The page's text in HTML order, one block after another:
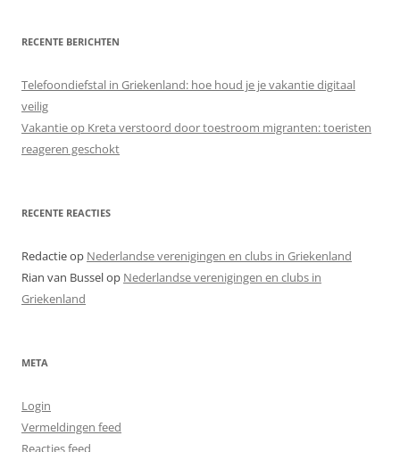
RECENTE BERICHTEN
Telefoondiefstal in Griekenland: hoe houd je je vakantie digitaal
veilig
Vakantie op Kreta verstoord door toestroom migranten: toeristen
reageren geschokt
RECENTE REACTIES
Redactieop Nederlandse verenigingen en clubs in Griekenland
Rian van Busselop Nederlandse verenigingen en clubs in
Griekenland
META
Login
Vermeldingen feed
Reacties feed